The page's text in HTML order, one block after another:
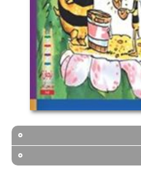
0
0